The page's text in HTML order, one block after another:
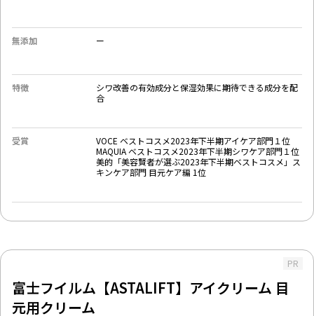
無添加 ー
特徴
シワ改善の有効成分と保湿効果に期待できる成分を配
合
受賞
VOCE ベストコスメ2023年下半期アイケア部門１位
MAQUIA ベストコスメ2023年下半期シワケア部門１位
美的「美容賢者が選ぶ2023年下半期ベストコスメ」ス
キンケア部門 目元ケア編 1位
PR
富士フイルム【ASTALIFT】アイクリーム 目
元用クリーム